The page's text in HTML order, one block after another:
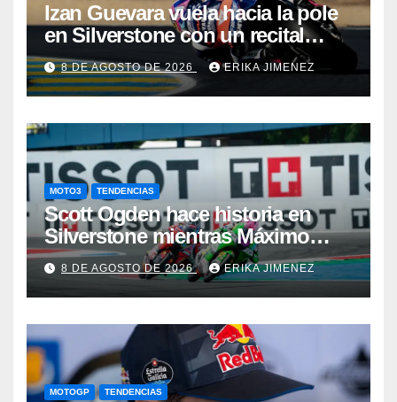
Izan Guevara vuela hacia la pole
en Silverstone con un recital
español en Moto2
8 DE AGOSTO DE 2026 ERIKA JIMENEZ
MOTO3 TENDENCIAS
Scott Ogden hace historia en
Silverstone mientras Máximo
Quiles sufre una fractura de
clavícula
8 DE AGOSTO DE 2026 ERIKA JIMENEZ
MOTOGP TENDENCIAS